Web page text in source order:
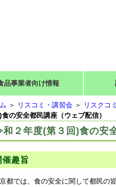
品事業者向け情報
＞ リスコミ・講習会 ＞ リスクコ
食の安全都民講座（ウェブ配信）
和２年度(第３回)食の安
催趣旨
都では、食の安全に関して都民の